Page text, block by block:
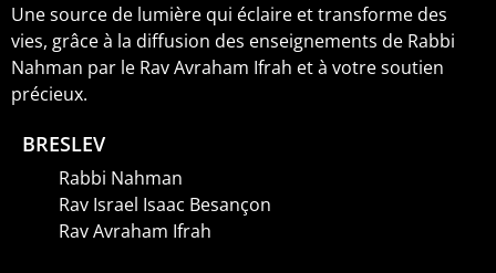
Une source de lumière qui éclaire et transforme des
vies, grâce à la diffusion des enseignements de Rabbi
Nahman par le Rav Avraham Ifrah et à votre soutien
précieux.
BRESLEV
Rabbi Nahman
Rav Israel Isaac Besançon
Rav Avraham Ifrah